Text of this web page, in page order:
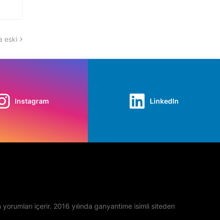
eski
Instagram LinkedIn
içerir. 2016 yılında ganyantime isimli siteden